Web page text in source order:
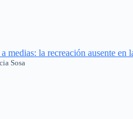
a medias: la recreación ausente
Sosa